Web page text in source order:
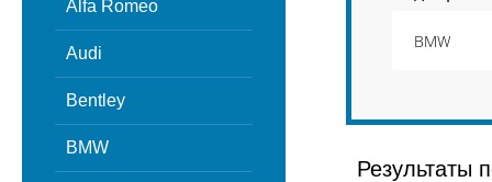
Alfa Romeo
Audi
Bentley
BMW
Результаты